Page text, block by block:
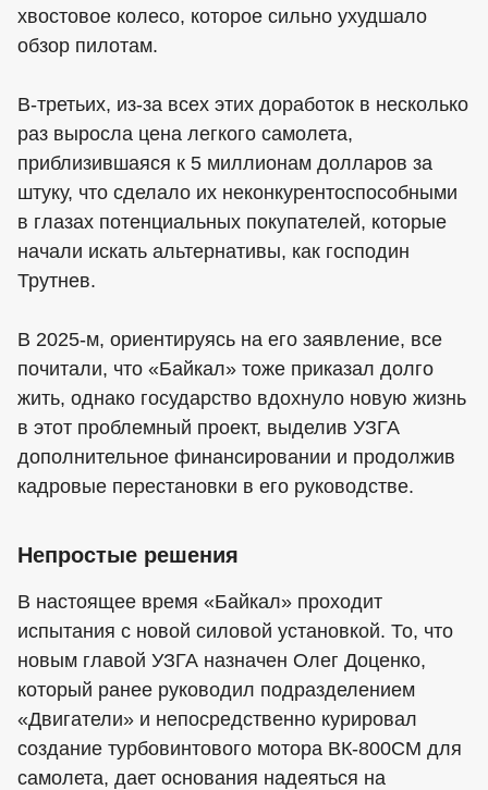
хвостовое колесо, которое сильно ухудшало
обзор пилотам.
В-третьих, из-за всех этих доработок в несколько
раз выросла цена легкого самолета,
приблизившаяся к 5 миллионам долларов за
штуку, что сделало их неконкурентоспособными
в глазах потенциальных покупателей, которые
начали искать альтернативы, как господин
Трутнев.
В 2025-м, ориентируясь на его заявление, все
почитали, что «Байкал» тоже приказал долго
жить, однако государство вдохнуло новую жизнь
в этот проблемный проект, выделив УЗГА
дополнительное финансировании и продолжив
кадровые перестановки в его руководстве.
Непростые решения
В настоящее время «Байкал» проходит
испытания с новой силовой установкой. То, что
новым главой УЗГА назначен Олег Доценко,
который ранее руководил подразделением
«Двигатели» и непосредственно курировал
создание турбовинтового мотора ВК-800СМ для
самолета, дает основания надеяться на